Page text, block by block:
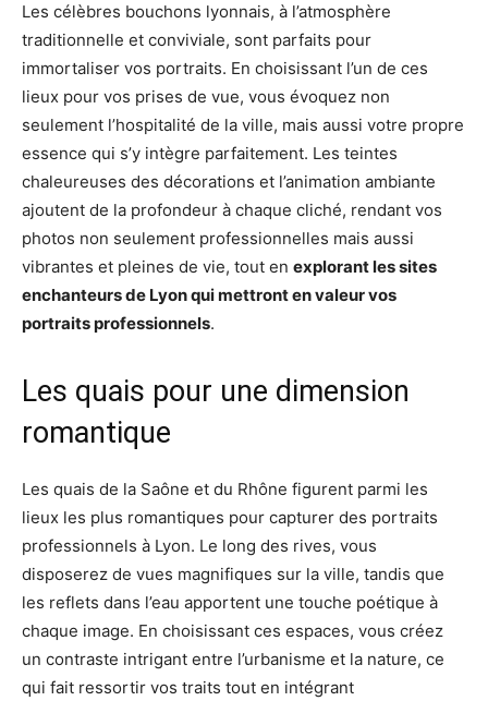
Les célèbres bouchons lyonnais, à l’atmosphère
traditionnelle et conviviale, sont parfaits pour
immortaliser vos portraits. En choisissant l’un de ces
lieux pour vos prises de vue, vous évoquez non
seulement l’hospitalité de la ville, mais aussi votre propre
essence qui s’y intègre parfaitement. Les teintes
chaleureuses des décorations et l’animation ambiante
ajoutent de la profondeur à chaque cliché, rendant vos
photos non seulement professionnelles mais aussi
vibrantes et pleines de vie, tout en explorant les sites
enchanteurs de Lyon qui mettront en valeur vos
portraits professionnels.
Les quais pour une dimension
romantique
Les quais de la Saône et du Rhône figurent parmi les
lieux les plus romantiques pour capturer des portraits
professionnels à Lyon. Le long des rives, vous
disposerez de vues magnifiques sur la ville, tandis que
les reflets dans l’eau apportent une touche poétique à
chaque image. En choisissant ces espaces, vous créez
un contraste intrigant entre l’urbanisme et la nature, ce
qui fait ressortir vos traits tout en intégrant